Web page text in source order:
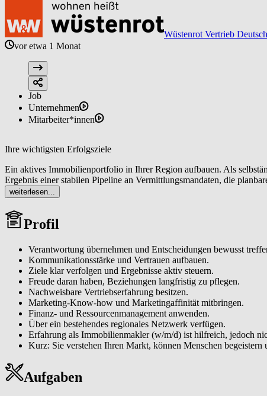
Wüstenrot Vertrieb
vor etwa 1 Monat
Job
Unternehmen
Mitarbeiter*innen
Ihre wichtigsten Erfolgsziele
Ein aktives Immobilienportfolio in Ihrer Region aufbauen. Als
Ergebnis einer stabilen Pipeline an Vermittlungsmandaten, die
Eigentümerinnen und Eigentümer sowie Interessentinnen und
Vermarktungskonzepte bis zur Vertragsunterzeichnung generieren
Als lokaler Immobilienexperte (m/w/d) sichtbar werden. Sie
Ein tragfähiges Netzwerk aufbauen und pflegen. Sie erschließen
Dienstleisterinnen und Dienstleistern und lokalen Kontakten, das Ihr
Moderne Tools & CRM effizient einsetzen. Mit unserem Makler-
steigern damit Ihre Reichweite und Vermittlungsquote.
Ihr Geschäft unternehmerisch steuern. Sie managen Marketing,
Immobiliengeschäft.
weiterlesen...
Profil
Verantwortung übernehmen und Entscheidungen bewusst
Kommunikationsstärke und Vertrauen aufbauen.
Ziele klar verfolgen und Ergebnisse aktiv steuern.
Freude daran haben, Beziehungen langfristig zu pflegen.
Nachweisbare Vertriebserfahrung besitzen.
Marketing-Know-how und Marketingaffinität mitbringen.
Finanz- und Ressourcenmanagement anwenden.
Über ein bestehendes regionales Netzwerk verfügen.
Erfahrung als Immobilienmakler (w/m/d) ist hilfreich, jedoch
Kurz: Sie verstehen Ihren Markt, können Menschen begeistern
Aufgaben